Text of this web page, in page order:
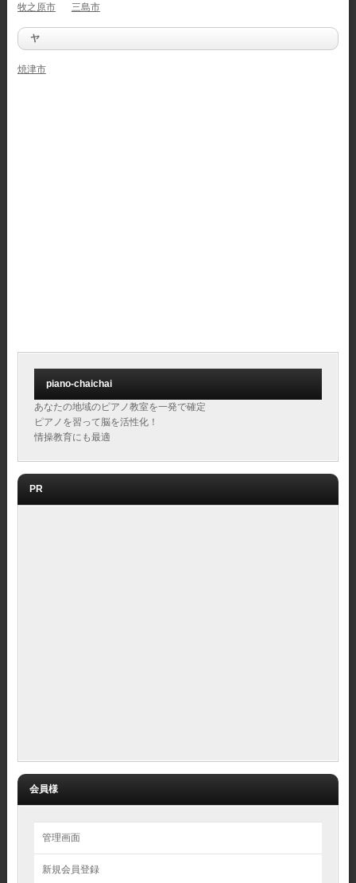
牧之原市 三島市
ヤ
焼津市
piano-chaichai
あなたの地域のピアノ教室を一発で確定
ピアノを習って脳を活性化！
情操教育にも最適
PR
会員様
管理画面
新規会員登録